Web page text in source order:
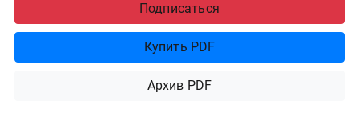
Подписаться
Купить PDF
Архив PDF